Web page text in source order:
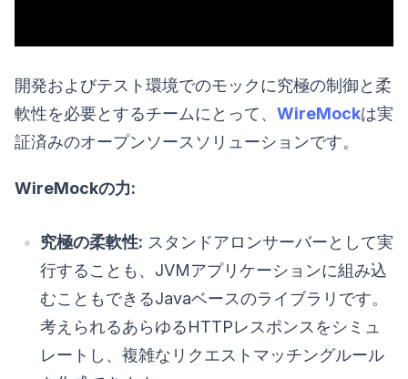
開発およびテスト環境でのモックに究極の制御と柔
軟性を必要とするチームにとって、 WireMockは実
証済みのオープンソースソリューションです。
WireMockの力:
究極の柔軟性: スタンドアロンサーバーとして実
行することも、JVMアプリケーションに組み込
むこともできるJavaベースのライブラリです。
考えられるあらゆるHTTPレスポンスをシミュ
レートし、複雑なリクエストマッチングルール